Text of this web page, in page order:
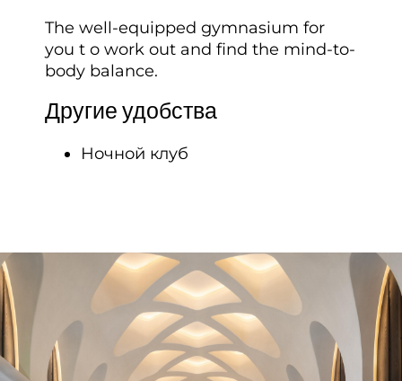
The well-equipped gymnasium for
you t o work out and find the mind-to-
body balance.
Другие удобства
Ночной клуб